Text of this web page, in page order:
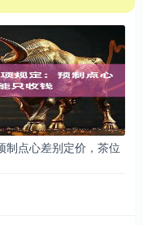
制点心差别定价，茶位